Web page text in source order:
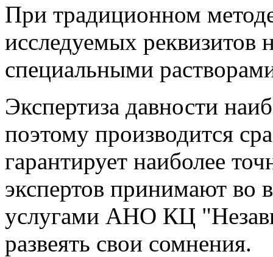
При традиционном
исследуемых реквизитов
специальными
Экспертиза давности
поэтому производится
гарантирует наиболее
экспертов принимают во
услугами АНО КЦ
развеять свои сомнения.